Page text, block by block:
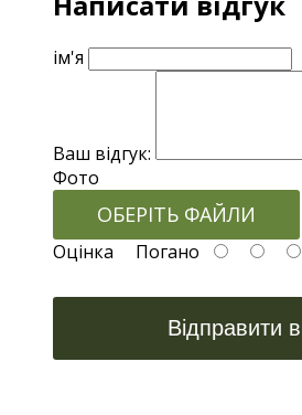
ім'я
Ваш відгук:
Фото
ОБЕРІТЬ ФАЙЛИ
Оцінка Погано
Відправити